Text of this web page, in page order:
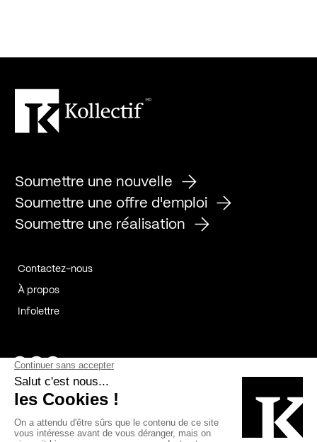
Soumettre une nouvelle
Soumettre une offre d'emploi
Soumettre une réalisation
Contactez-nous
À propos
Infolettre
Page Facebook de Kollectif
Page Instagram de Kollectif
Page Linkedin de Kollectif